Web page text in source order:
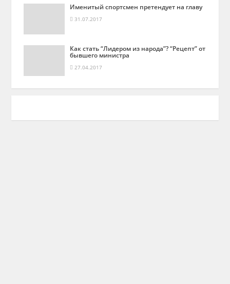
Именитый спортсмен претендует на главу
31.07.2017
Как стать “Лидером из народа”? “Рецепт” от
бывшего министра
27.04.2017